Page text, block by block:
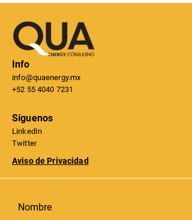
Info
info@quaenergy.mx
+52 55 4040 7231
Síguenos
LinkedIn
Twitter
Aviso de Privacidad
Nombre